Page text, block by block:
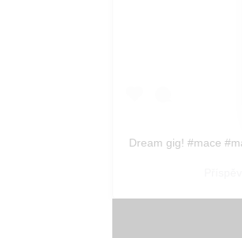
Dream gig! #mace